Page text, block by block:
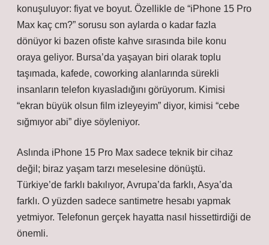
konuşuluyor: fiyat ve boyut. Özellikle de “iPhone 15 Pro
Max kaç cm?” sorusu son aylarda o kadar fazla
dönüyor ki bazen ofiste kahve sırasında bile konu
oraya geliyor. Bursa’da yaşayan biri olarak toplu
taşımada, kafede, coworking alanlarında sürekli
insanların telefon kıyasladığını görüyorum. Kimisi
“ekran büyük olsun film izleyeyim” diyor, kimisi “cebe
sığmıyor abi” diye söyleniyor.
Aslında iPhone 15 Pro Max sadece teknik bir cihaz
değil; biraz yaşam tarzı meselesine dönüştü.
Türkiye’de farklı bakılıyor, Avrupa’da farklı, Asya’da
farklı. O yüzden sadece santimetre hesabı yapmak
yetmiyor. Telefonun gerçek hayatta nasıl hissettirdiği de
önemli.